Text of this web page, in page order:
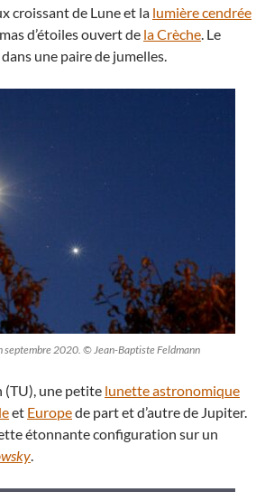
croissant de Lune et la lumière cendrée
d’étoiles ouvert de la Crèche. Le
une paire de jumelles.
septembre 2020. © Jean-Baptiste Feldmann
(TU), une petite lunette astronomique
et Europede part et d’autre de Jupiter.
étonnante configuration sur un
.